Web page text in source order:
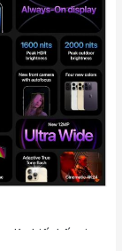
là thiết kế tai